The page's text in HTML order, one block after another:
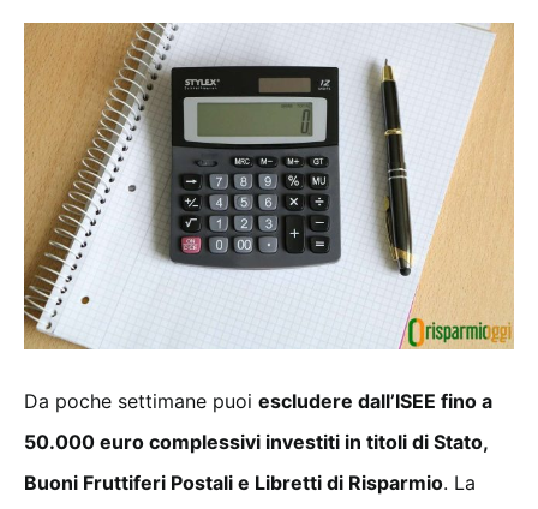
Da poche settimane puoi escludere dall’ISEE fino a
50.000 euro complessivi investiti in titoli di Stato,
Buoni Fruttiferi Postali e Libretti di Risparmio. La